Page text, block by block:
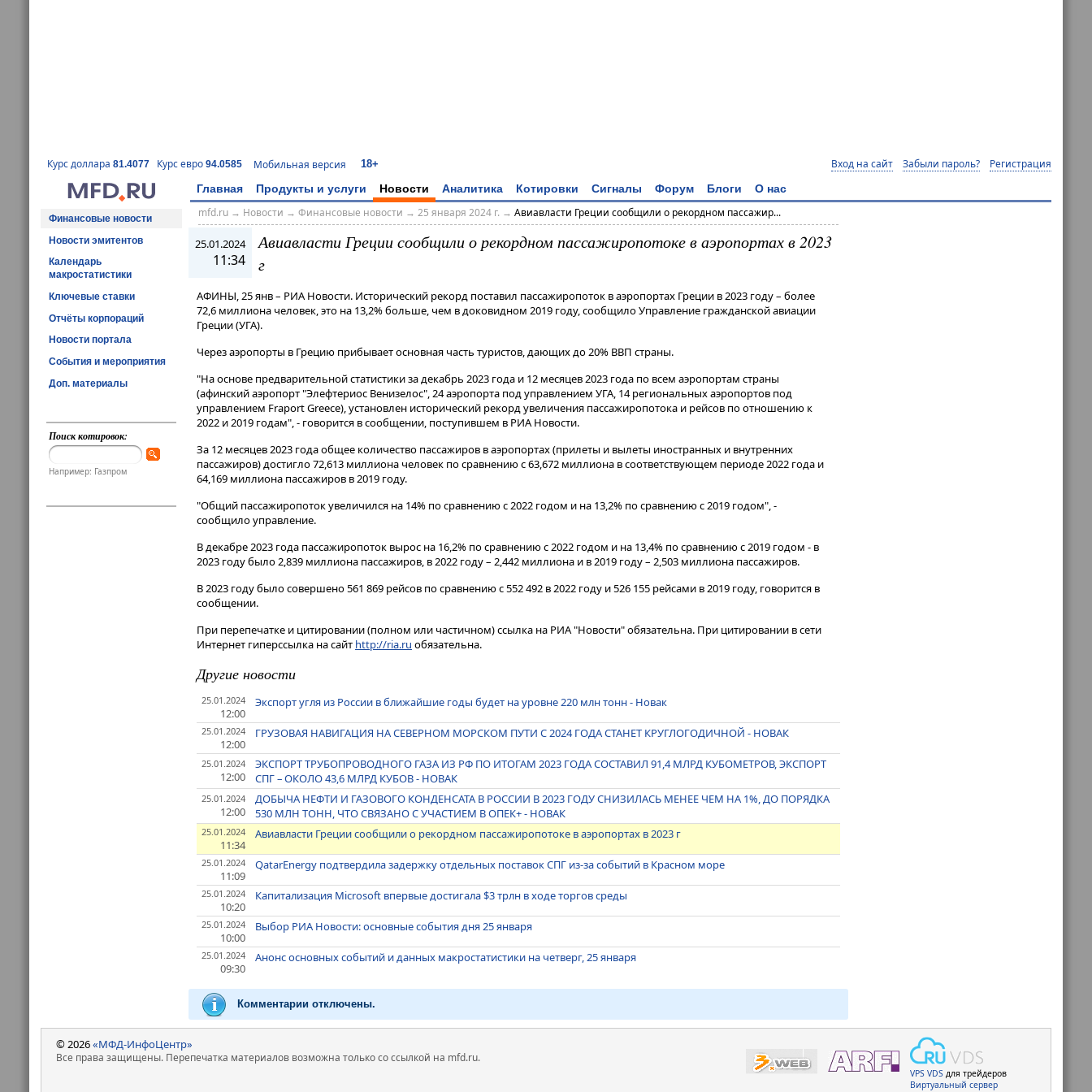
Курс доллара 81.4077 Курс евро 94.0585 Мобильная версия 18+ Вход на сайт Забыли пароль? Регистрация
Главная Продукты и услуги Новости Аналитика Котировки Сигналы Форум Блоги О нас
Финансовые новости
Новости эмитентов
Календарь
макростатистики
Ключевые ставки
Отчёты корпораций
Новости портала
События и мероприятия
Доп. материалы
Поиск котировок:
Например: Газпром
mfd.ru→ Новости → Финансовые новости → 25 января 2024 г. → Авиавласти Греции сообщили о рекордном пассажир...
25.01.2024
11:34
Авиавласти Греции сообщили о рекордном пассажиропотоке в аэропортах в 2023
г
АФИНЫ, 25 янв – РИА Новости. Исторический рекорд поставил пассажиропоток в аэропортах Греции в 2023 году – более
72,6 миллиона человек, это на 13,2% больше, чем в доковидном 2019 году, сообщило Управление гражданской авиации
Греции (УГА).
Через аэропорты в Грецию прибывает основная часть туристов, дающих до 20% ВВП страны​​​.
"На основе предварительной статистики за декабрь 2023 года и 12 месяцев 2023 года по всем аэропортам страны
(афинский аэропорт "Элефтериос Венизелос", 24 аэропорта под управлением УГА, 14 региональных аэропортов под
управлением Fraport Greece), установлен исторический рекорд увеличения пассажиропотока и рейсов по отношению к
2022 и 2019 годам", - говорится в сообщении, поступившем в РИА Новости.
За 12 месяцев 2023 года общее количество пассажиров в аэропортах (прилеты и вылеты иностранных и внутренних
пассажиров) достигло 72,613 миллиона человек по сравнению с 63,672 миллиона в соответствующем периоде 2022 года и
64,169 миллиона пассажиров в 2019 году.
"Общий пассажиропоток увеличился на 14% по сравнению с 2022 годом и на 13,2% по сравнению с 2019 годом", -
сообщило управление.
В декабре 2023 года пассажиропоток вырос на 16,2% по сравнению с 2022 годом и на 13,4% по сравнению с 2019 годом - в
2023 году было 2,839 миллиона пассажиров, в 2022 году – 2,442 миллиона и в 2019 году – 2,503 миллиона пассажиров.
В 2023 году было совершено 561 869 рейсов по сравнению с 552 492 в 2022 году и 526 155 рейсами в 2019 году, говорится в
сообщении.
При перепечатке и цитировании (полном или частичном) ссылка на РИА "Новости" обязательна. При цитировании в сети
Интернет гиперссылка на сайт http://ria.ru обязательна.
Другие новости
25.01.2024
12:00
Экспорт угля из России в ближайшие годы будет на уровне 220 млн тонн - Новак
25.01.2024
12:00
ГРУЗОВАЯ НАВИГАЦИЯ НА СЕВЕРНОМ МОРСКОМ ПУТИ С 2024 ГОДА СТАНЕТ КРУГЛОГОДИЧНОЙ - НОВАК
25.01.2024
12:00
ЭКСПОРТ ТРУБОПРОВОДНОГО ГАЗА ИЗ РФ ПО ИТОГАМ 2023 ГОДА СОСТАВИЛ 91,4 МЛРД КУБОМЕТРОВ, ЭКСПОРТ
СПГ – ОКОЛО 43,6 МЛРД КУБОВ - НОВАК
25.01.2024
12:00
ДОБЫЧА НЕФТИ И ГАЗОВОГО КОНДЕНСАТА В РОССИИ В 2023 ГОДУ СНИЗИЛАСЬ МЕНЕЕ ЧЕМ НА 1%, ДО ПОРЯДКА
530 МЛН ТОНН, ЧТО СВЯЗАНО С УЧАСТИЕМ В ОПЕК+ - НОВАК
25.01.2024
11:34
Авиавласти Греции сообщили о рекордном пассажиропотоке в аэропортах в 2023 г
25.01.2024
11:09
QatarEnergy подтвердила задержку отдельных поставок СПГ из-за событий в Красном море
25.01.2024
10:20
Капитализация Microsoft впервые достигала $3 трлн в ходе торгов среды
25.01.2024
10:00
Выбор РИА Новости: основные события дня 25 января
25.01.2024
09:30
Анонс основных событий и данных макростатистики на четверг, 25 января
Комментарии отключены.
© 2026«МФД-ИнфоЦентр»
Все права защищены. Перепечатка материалов возможна только со ссылкой на mfd.ru.
VPS VDS для трейдеров
Виртуальный сервер